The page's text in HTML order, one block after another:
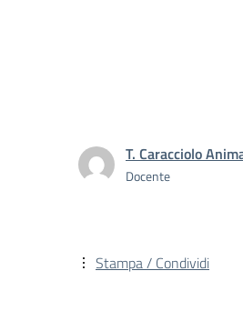
T. Caracciolo
Docente
Stampa / Condividi